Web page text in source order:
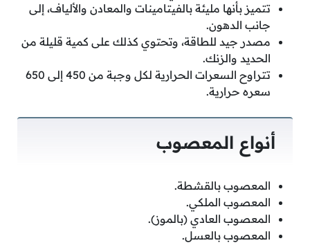
تتميز بأنها مليئة بالفيتامينات والمعادن والألياف، إلى
جانب الدهون.
مصدر جيد للطاقة، وتحتوي كذلك على كمية قليلة من
الحديد والزنك.
تتراوح السعرات الحرارية لكل وجبة من 450 إلى 650
سعره حرارية.
أنواع المعصوب
المعصوب بالقشطة.
المعصوب الملكي.
المعصوب العادي (بالموز).
المعصوب بالعسل.